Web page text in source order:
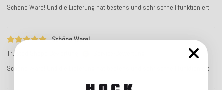
Schöne Ware! Und die Lieferung hat bestens und sehr schnell funktioniert
Schöne Ware!
Trusted Shops Bewertung
Schöne Ware! Und die Lieferung hat bestens und sehr schnell funktioniert